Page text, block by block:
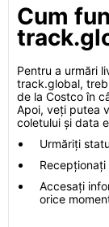
Cum
Pentru a urmări
track.global,
de la Costco în
Apoi, veți putea
coletului și data
Urmăriți
Accesați
orice